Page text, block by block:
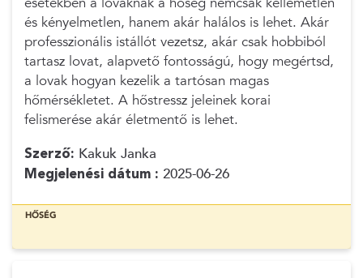
és kényelmetlen, hanem akár halálos is lehet. Akár
professzionális istállót vezetsz, akár csak hobbiból
tartasz lovat, alapvető fontosságú, hogy megértsd,
a lovak hogyan kezelik a tartósan magas
hőmérsékletet. A hőstressz jeleinek korai
felismerése akár életmentő is lehet.
Szerző: Kakuk Janka
Megjelenési dátum : 2025-06-26
HŐSÉG